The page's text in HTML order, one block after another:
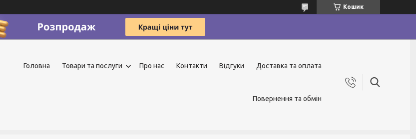
Кошик
Головна Товари та послуги Про нас Контакти Відгуки Доставка та оплата
Повернення та обмін